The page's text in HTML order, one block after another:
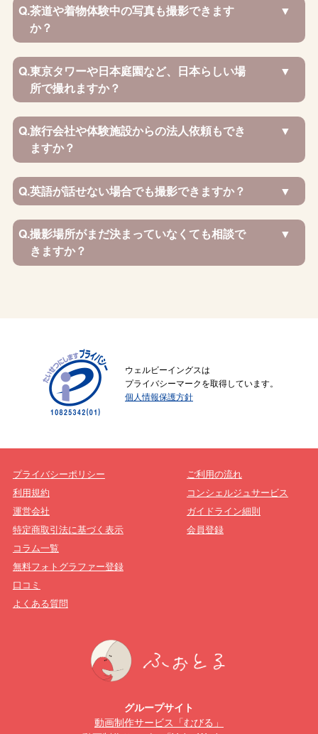
Q.茶道や着物体験中の写真も撮影できます
か？
Q.東京タワーや日本庭園など、日本らしい場
所で撮れますか？
Q.旅行会社や体験施設からの法人依頼もでき
ますか？
Q.英語が話せない場合でも撮影できますか？
Q.撮影場所がまだ決まっていなくても相談で
きますか？
ウェルビーイングスは
プライバシーマークを取得しています。
個人情報保護方針
プライバシーポリシー
利用規約
運営会社
特定商取引法に基づく表示
ご利用の流れ
コンシェルジュサービス
ガイドライン細則
会員登録
コラム一覧
無料フォトグラファー登録
口コミ
よくある質問
グループサイト
動画制作サービス「むびる」